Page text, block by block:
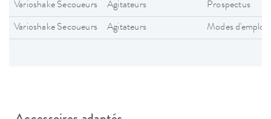
Varioshake Secoueurs Agitateurs Prospectus
Varioshake Secoueurs Agitateurs Modes d'emploi